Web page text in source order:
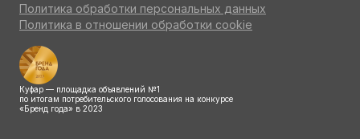
Политика обработки персональных данных
Политика в отношении обработки cookie
Куфар — площадка объявлений №1
по итогам потребительского голосования на конкурсе
«Бренд года» в 2023